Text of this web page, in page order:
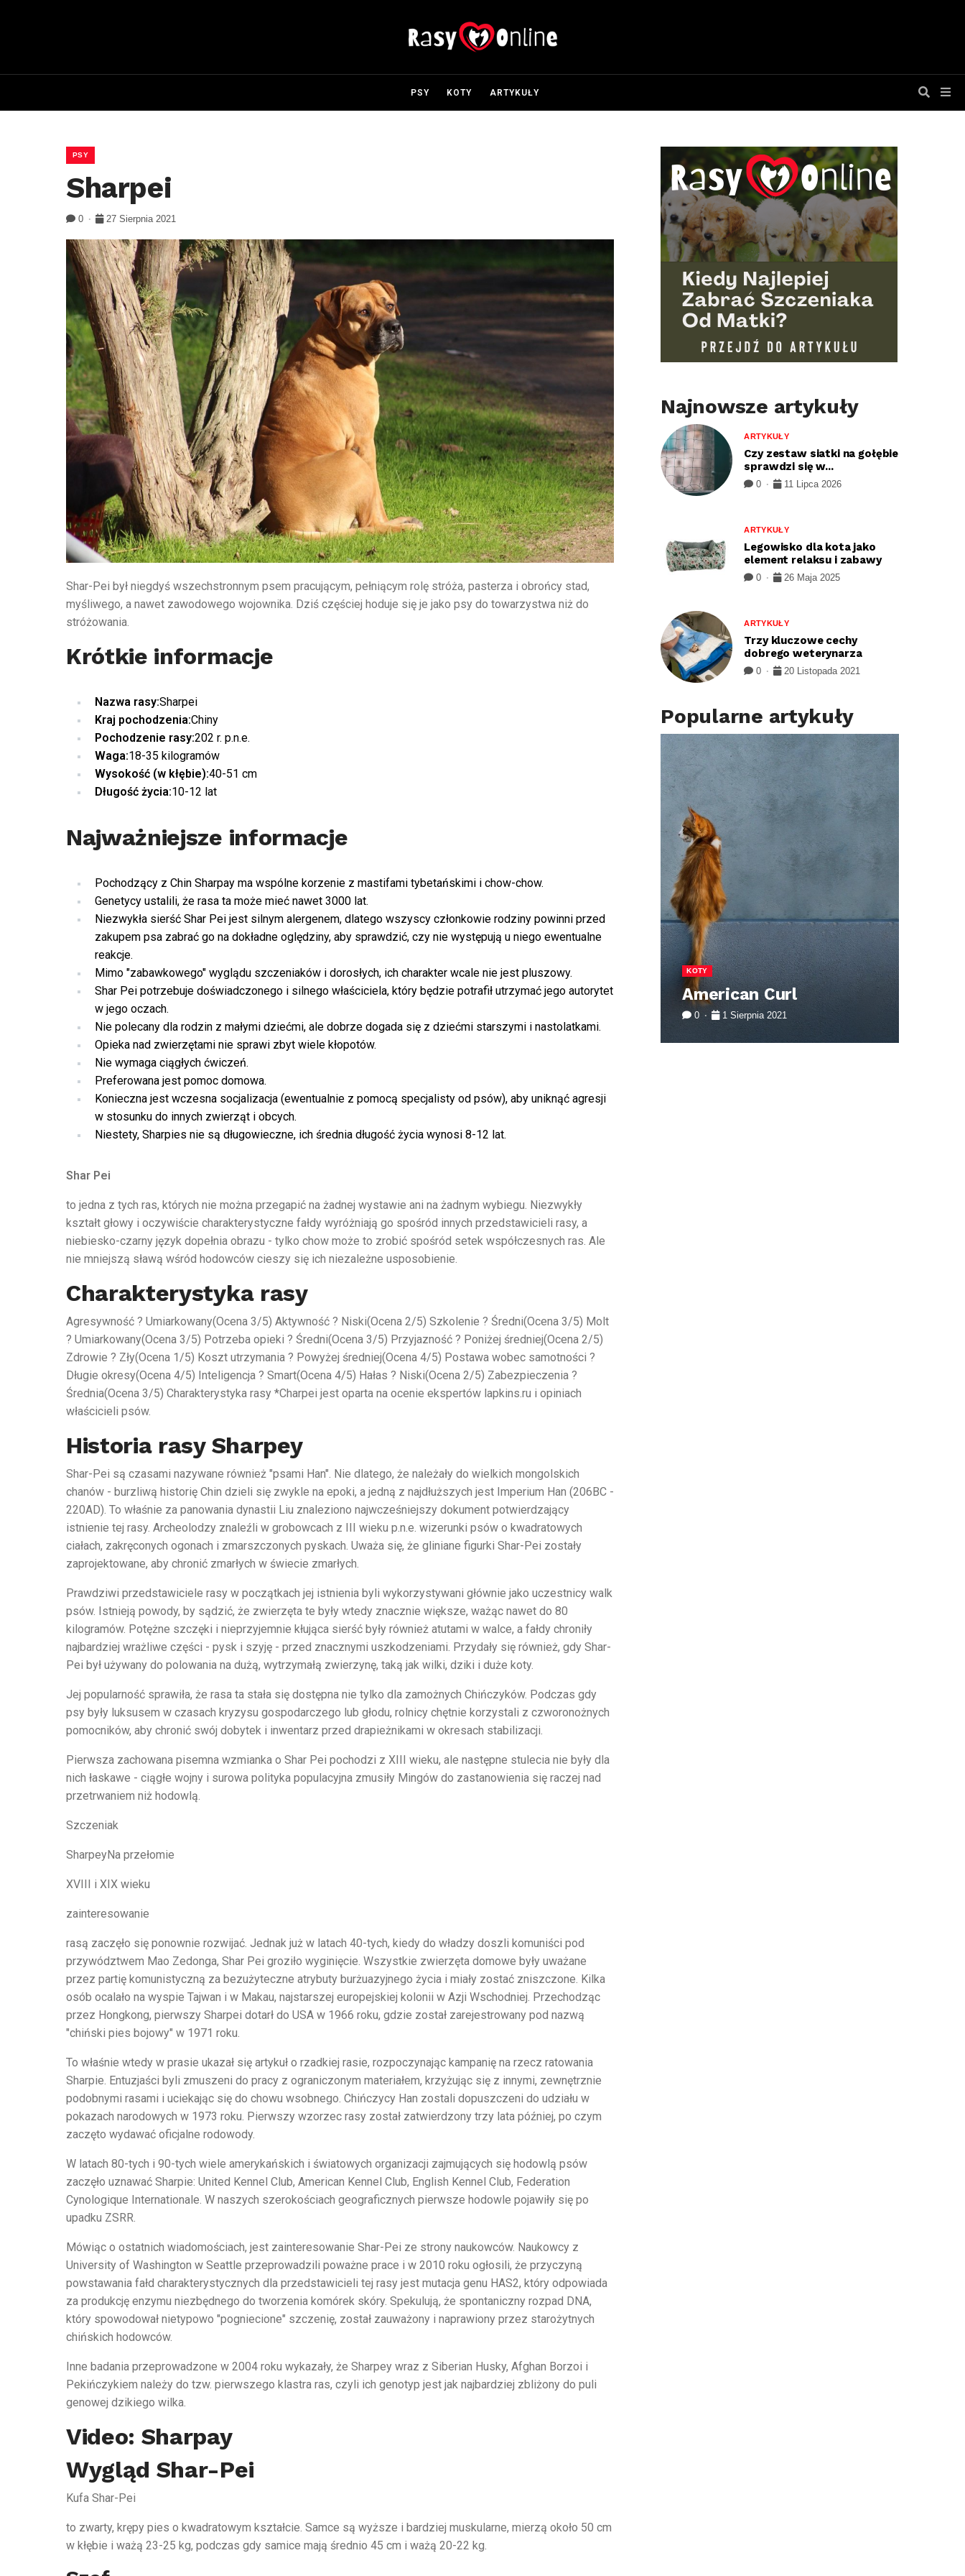
PSY KOTY ARTYKUŁY
PSY
Sharpei
0 27 Sierpnia 2021
Shar-Pei był niegdyś wszechstronnym psem pracującym, pełniącym rolę stróża, pasterza i obrońcy stad,
myśliwego, a nawet zawodowego wojownika. Dziś częściej hoduje się je jako psy do towarzystwa niż do
stróżowania.
Krótkie informacje
Nazwa rasy:Sharpei
Kraj pochodzenia:Chiny
Pochodzenie rasy:202 r. p.n.e.
Waga:18-35 kilogramów
Wysokość (w kłębie):40-51 cm
Długość życia:10-12 lat
Najważniejsze informacje
Pochodzący z Chin Sharpay ma wspólne korzenie z mastifami tybetańskimi i chow-chow.
Genetycy ustalili, że rasa ta może mieć nawet 3000 lat.
Niezwykła sierść Shar Pei jest silnym alergenem, dlatego wszyscy członkowie rodziny powinni przed
zakupem psa zabrać go na dokładne oględziny, aby sprawdzić, czy nie występują u niego ewentualne
reakcje.
Mimo "zabawkowego" wyglądu szczeniaków i dorosłych, ich charakter wcale nie jest pluszowy.
Shar Pei potrzebuje doświadczonego i silnego właściciela, który będzie potrafił utrzymać jego autorytet
w jego oczach.
Nie polecany dla rodzin z małymi dziećmi, ale dobrze dogada się z dziećmi starszymi i nastolatkami.
Opieka nad zwierzętami nie sprawi zbyt wiele kłopotów.
Nie wymaga ciągłych ćwiczeń.
Preferowana jest pomoc domowa.
Konieczna jest wczesna socjalizacja (ewentualnie z pomocą specjalisty od psów), aby uniknąć agresji
w stosunku do innych zwierząt i obcych.
Niestety, Sharpies nie są długowieczne, ich średnia długość życia wynosi 8-12 lat.
Shar Pei
to jedna z tych ras, których nie można przegapić na żadnej wystawie ani na żadnym wybiegu. Niezwykły
kształt głowy i oczywiście charakterystyczne fałdy wyróżniają go spośród innych przedstawicieli rasy, a
niebiesko-czarny język dopełnia obrazu - tylko chow może to zrobić spośród setek współczesnych ras. Ale
nie mniejszą sławą wśród hodowców cieszy się ich niezależne usposobienie.
Charakterystyka rasy
Agresywność ? Umiarkowany(Ocena 3/5) Aktywność ? Niski(Ocena 2/5) Szkolenie ? Średni(Ocena 3/5) Molt
? Umiarkowany(Ocena 3/5) Potrzeba opieki ? Średni(Ocena 3/5) Przyjazność ? Poniżej średniej(Ocena 2/5)
Zdrowie ? Zły(Ocena 1/5) Koszt utrzymania ? Powyżej średniej(Ocena 4/5) Postawa wobec samotności ?
Długie okresy(Ocena 4/5) Inteligencja ? Smart(Ocena 4/5) Hałas ? Niski(Ocena 2/5) Zabezpieczenia ?
Średnia(Ocena 3/5) Charakterystyka rasy *Charpei jest oparta na ocenie ekspertów lapkins.ru i opiniach
właścicieli psów.
Historia rasy Sharpey
Shar-Pei są czasami nazywane również "psami Han". Nie dlatego, że należały do wielkich mongolskich
chanów - burzliwą historię Chin dzieli się zwykle na epoki, a jedną z najdłuższych jest Imperium Han (206BC -
220AD). To właśnie za panowania dynastii Liu znaleziono najwcześniejszy dokument potwierdzający
istnienie tej rasy. Archeolodzy znaleźli w grobowcach z III wieku p.n.e. wizerunki psów o kwadratowych
ciałach, zakręconych ogonach i zmarszczonych pyskach. Uważa się, że gliniane figurki Shar-Pei zostały
zaprojektowane, aby chronić zmarłych w świecie zmarłych.
Prawdziwi przedstawiciele rasy w początkach jej istnienia byli wykorzystywani głównie jako uczestnicy walk
psów. Istnieją powody, by sądzić, że zwierzęta te były wtedy znacznie większe, ważąc nawet do 80
kilogramów. Potężne szczęki i nieprzyjemnie kłująca sierść były również atutami w walce, a fałdy chroniły
najbardziej wrażliwe części - pysk i szyję - przed znacznymi uszkodzeniami. Przydały się również, gdy Shar-
Pei był używany do polowania na dużą, wytrzymałą zwierzynę, taką jak wilki, dziki i duże koty.
Jej popularność sprawiła, że rasa ta stała się dostępna nie tylko dla zamożnych Chińczyków. Podczas gdy
psy były luksusem w czasach kryzysu gospodarczego lub głodu, rolnicy chętnie korzystali z czworonożnych
pomocników, aby chronić swój dobytek i inwentarz przed drapieżnikami w okresach stabilizacji.
Pierwsza zachowana pisemna wzmianka o Shar Pei pochodzi z XIII wieku, ale następne stulecia nie były dla
nich łaskawe - ciągłe wojny i surowa polityka populacyjna zmusiły Mingów do zastanowienia się raczej nad
przetrwaniem niż hodowlą.
Szczeniak
SharpeyNa przełomie
XVIII i XIX wieku
zainteresowanie
rasą zaczęło się ponownie rozwijać. Jednak już w latach 40-tych, kiedy do władzy doszli komuniści pod
przywództwem Mao Zedonga, Shar Pei groziło wyginięcie. Wszystkie zwierzęta domowe były uważane
przez partię komunistyczną za bezużyteczne atrybuty burżuazyjnego życia i miały zostać zniszczone. Kilka
osób ocalało na wyspie Tajwan i w Makau, najstarszej europejskiej kolonii w Azji Wschodniej. Przechodząc
przez Hongkong, pierwszy Sharpei dotarł do USA w 1966 roku, gdzie został zarejestrowany pod nazwą
"chiński pies bojowy" w 1971 roku.
To właśnie wtedy w prasie ukazał się artykuł o rzadkiej rasie, rozpoczynając kampanię na rzecz ratowania
Sharpie. Entuzjaści byli zmuszeni do pracy z ograniczonym materiałem, krzyżując się z innymi, zewnętrznie
podobnymi rasami i uciekając się do chowu wsobnego. Chińczycy Han zostali dopuszczeni do udziału w
pokazach narodowych w 1973 roku. Pierwszy wzorzec rasy został zatwierdzony trzy lata później, po czym
zaczęto wydawać oficjalne rodowody.
W latach 80-tych i 90-tych wiele amerykańskich i światowych organizacji zajmujących się hodowlą psów
zaczęło uznawać Sharpie: United Kennel Club, American Kennel Club, English Kennel Club, Federation
Cynologique Internationale. W naszych szerokościach geograficznych pierwsze hodowle pojawiły się po
upadku ZSRR.
Mówiąc o ostatnich wiadomościach, jest zainteresowanie Shar-Pei ze strony naukowców. Naukowcy z
University of Washington w Seattle przeprowadzili poważne prace i w 2010 roku ogłosili, że przyczyną
powstawania fałd charakterystycznych dla przedstawicieli tej rasy jest mutacja genu HAS2, który odpowiada
za produkcję enzymu niezbędnego do tworzenia komórek skóry. Spekulują, że spontaniczny rozpad DNA,
który spowodował nietypowo "pogniecione" szczenię, został zauważony i naprawiony przez starożytnych
chińskich hodowców.
Inne badania przeprowadzone w 2004 roku wykazały, że Sharpey wraz z Siberian Husky, Afghan Borzoi i
Pekińczykiem należy do tzw. pierwszego klastra ras, czyli ich genotyp jest jak najbardziej zbliżony do puli
genowej dzikiego wilka.
Video: Sharpay
Wygląd Shar-Pei
Kufa Shar-Pei
to zwarty, krępy pies o kwadratowym kształcie. Samce są wyższe i bardziej muskularne, mierzą około 50 cm
w kłębie i ważą 23-25 kg, podczas gdy samice mają średnio 45 cm i ważą 20-22 kg.
Najnowsze artykuły
ARTYKUŁY
Czy zestaw siatki na gołębie
sprawdzi się w...
0 11 Lipca 2026
ARTYKUŁY
Legowisko dla kota jako
element relaksu i zabawy
0 26 Maja 2025
ARTYKUŁY
Trzy kluczowe cechy
dobrego weterynarza
0 20 Listopada 2021
Popularne artykuły
PSY
Dalmatyńczyk
KOTY
American Curl
0 1 Sierpnia 2021